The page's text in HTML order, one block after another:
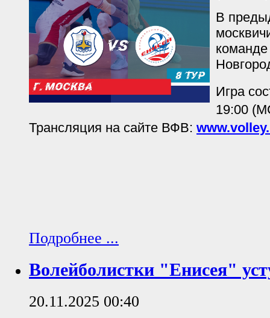
В
Игра
19:00
Трансляция на сайте ВФВ:
Подробнее ...
Волейболистки "Енисея"
20.11.2025 00:40